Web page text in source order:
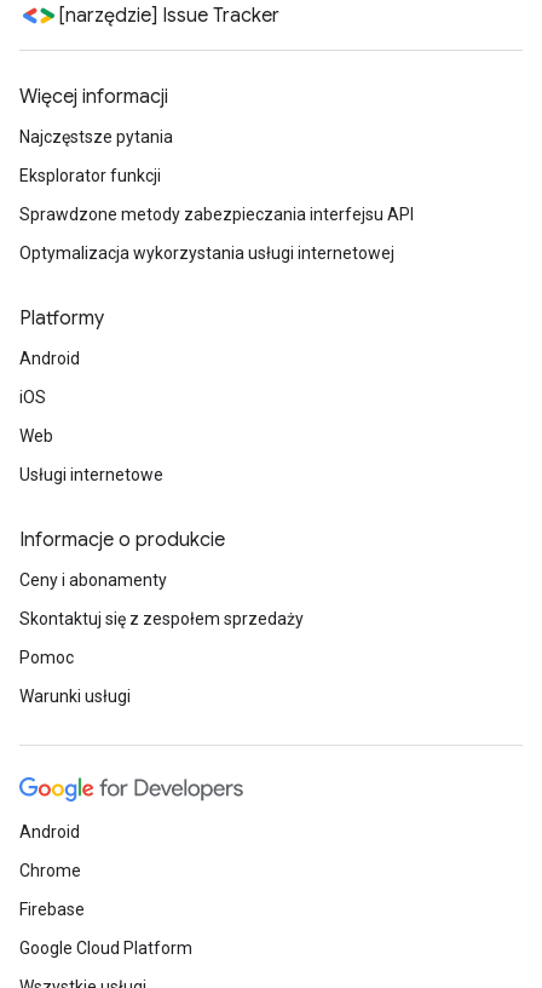
[narzędzie] Issue Tracker
Więcej informacji
Najczęstsze pytania
Eksplorator funkcji
Sprawdzone metody zabezpieczania interfejsu API
Optymalizacja wykorzystania usługi internetowej
Platformy
Android
iOS
Web
Usługi internetowe
Informacje o produkcie
Ceny i abonamenty
Skontaktuj się z zespołem sprzedaży
Pomoc
Warunki usługi
Android
Chrome
Firebase
Google Cloud Platform